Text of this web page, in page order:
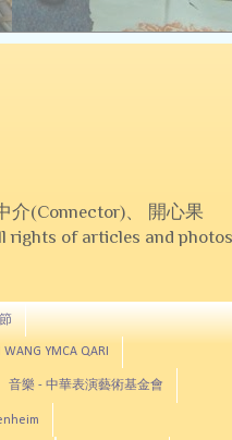
介(Connector)、 開心果
rights of articles and photos
WANG YMCA QARI
音樂 - 中華表演藝術基金會